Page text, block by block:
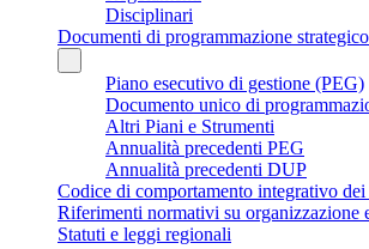
Disciplinari
Documenti di programmazione
Piano esecutivo di gestione (PEG)
Documento unico di
Altri Piani e Strumenti
Annualità precedenti PEG
Annualità precedenti DUP
Codice di comportamento integrativo
Riferimenti normativi su organizzazione
Statuti e leggi regionali